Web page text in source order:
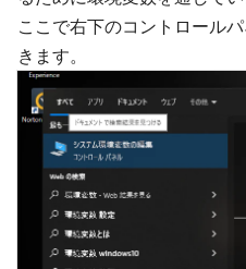
ここで右下のコントロール
きます。